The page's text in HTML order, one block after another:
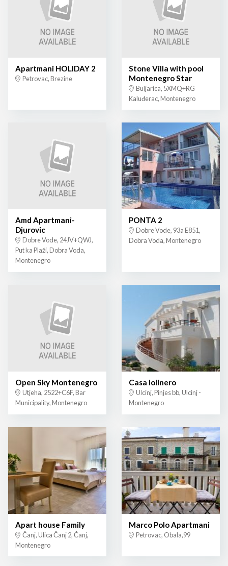
Apartmani HOLIDAY 2
Petrovac, Brezine
Stone Villa with pool
Montenegro Star
Buljarica, 5XMQ+RG
Kaluđerac, Montenegro
Amd Apartmani-
Djurovic
Dobre Vode, 24JV+QWJ,
Put ka Plaži, Dobra Voda,
Montenegro
PONTA 2
Dobre Vode, 93a E851,
Dobra Voda, Montenegro
Open Sky Montenegro
Utjeha, 2522+C6F, Bar
Municipality, Montenegro
Casa lolinero
Ulcinj, Pinjes bb, Ulcinj -
Montenegro
Apart house Family
Čanj, Ulica Čanj 2, Čanj,
Montenegro
Marco Polo Apartmani
Petrovac, Obala,99